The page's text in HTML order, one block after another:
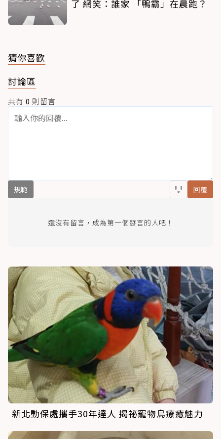
了 網笑：誰家 「鴨霸」在晨跑？
猜你喜歡
討論區
共有 0 則留言
規範 回覆
還沒有留言，成為第一個發言的人吧！
新北動保處攜手30年達人 揭祕寵物鳥療癒魅力